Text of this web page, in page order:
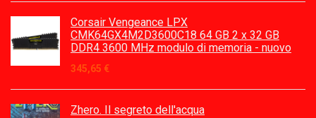
Corsair Vengeance LPX
CMK64GX4M2D3600C18 64 GB 2 x 32 GB
DDR4 3600 MHz modulo di memoria - nuovo
345,65 €
Zhero. Il segreto dell'acqua